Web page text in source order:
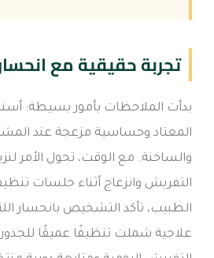
تجربة حقيقية مع
بدأت الملاحظات بأمور بسيطة:
المعتاد وحساسية مزعجة عند
والساخنة. مع الوقت، تحول الأمر
التفريش وانزعاج أثناء جلسات
الطبيب، تأكد التشخيص بانحسار
علاجية شملت تنظيفًا عميقًا